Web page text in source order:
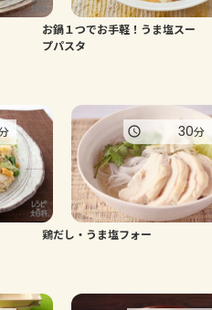
お鍋１つでお手軽！うま塩スー
プパスタ
鶏だし・うま塩フォー
30分